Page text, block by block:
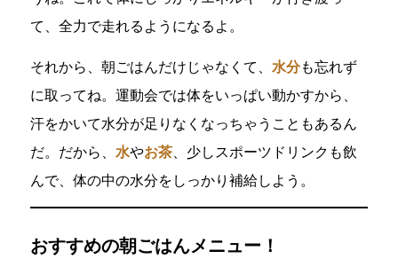
て、全力で走れるようになるよ。
それから、朝ごはんだけじゃなくて、 水分も忘れず
に取ってね。運動会では体をいっぱい動かすから、
汗をかいて水分が足りなくなっちゃうこともあるん
だ。だから、 水やお茶、少しスポーツドリンクも飲
んで、体の中の水分をしっかり補給しよう。
おすすめの朝ごはんメニュー！